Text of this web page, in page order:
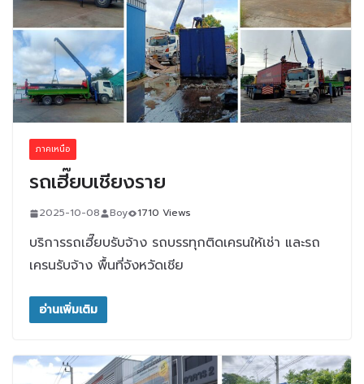
ภาคเหนือ
รถเฮี๊ยบเชียงราย
2025-10-08 Boy 1710 Views
บริการรถเฮี๊ยบรับจ้าง รถบรรทุกติดเครนให้เช่า และรถ
เครนรับจ้าง พื้นที่จังหวัดเชีย
อ่านเพิ่มเติม